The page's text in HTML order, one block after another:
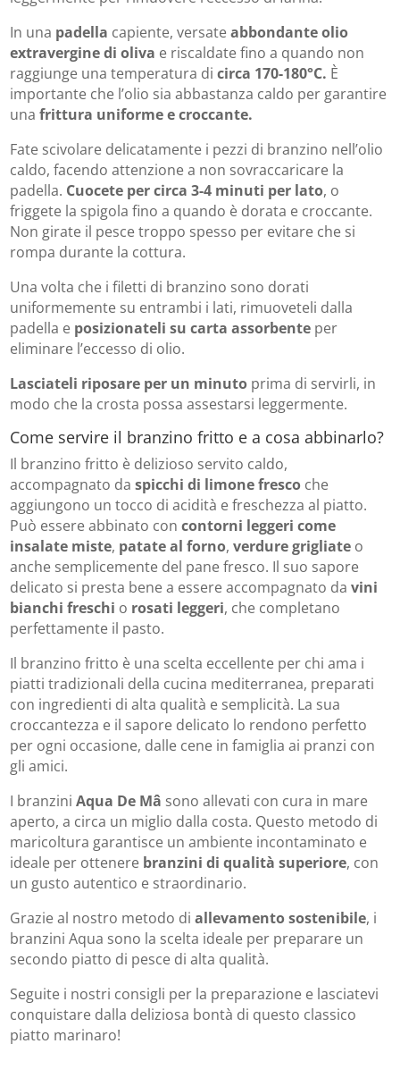
In una padella capiente, versateabbondante olio
extravergine di oliva e riscaldate fino a quando non
raggiunge una temperatura dicirca 170-180°C. È
importante che l’olio sia abbastanza caldo per garantire
unafrittura uniforme e croccante.
Fate scivolare delicatamente i pezzi di branzino nell’olio
caldo, facendo attenzione a non sovraccaricare la
padella. Cuocete per circa 3-4 minuti per lato, o
friggete la spigola fino a quando è dorata e croccante.
Non girate il pesce troppo spesso per evitare che si
rompa durante la cottura.
Una volta che i filetti di branzino sono dorati
uniformemente su entrambi i lati, rimuoveteli dalla
padella e posizionateli su carta assorbente per
eliminare l’eccesso di olio.
Lasciateli riposare per un minuto prima di servirli, in
modo che la crosta possa assestarsi leggermente.
Come servire il branzino fritto e a cosa abbinarlo?
Il branzino fritto è delizioso servito caldo,
accompagnato daspicchi di limone fresco che
aggiungono un tocco di acidità e freschezza al piatto.
Può essere abbinato con contorni leggeri come
insalate miste, patate al forno,verdure grigliate o
anche semplicemente del pane fresco. Il suo sapore
delicato si presta bene a essere accompagnato davini
bianchi freschi o rosati leggeri, che completano
perfettamente il pasto.
Il branzino fritto è una scelta eccellente per chi ama i
piatti tradizionali della cucina mediterranea, preparati
con ingredienti di alta qualità e semplicità. La sua
croccantezza e il sapore delicato lo rendono perfetto
per ogni occasione, dalle cene in famiglia ai pranzi con
gli amici.
I branziniAqua De Mâ sono allevati con cura in mare
aperto, a circa un miglio dalla costa. Questo metodo di
maricoltura garantisce un ambiente incontaminato e
ideale per ottenere branzini di qualità superiore, con
un gusto autentico e straordinario.
Grazie al nostro metodo di allevamento sostenibile, i
branzini Aqua sono la scelta ideale per preparare un
secondo piatto di pesce di alta qualità.
Seguite i nostri consigli per la preparazione e lasciatevi
conquistare dalla deliziosa bontà di questo classico
piatto marinaro!